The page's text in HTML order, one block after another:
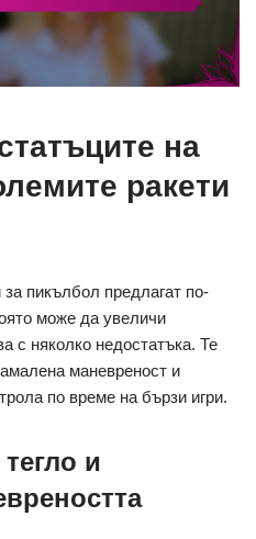
на
ракети
пикълбол предлагат по-
може да увеличи
с няколко недостатъка. Те
маневреност и
по време на бързи игри.
и